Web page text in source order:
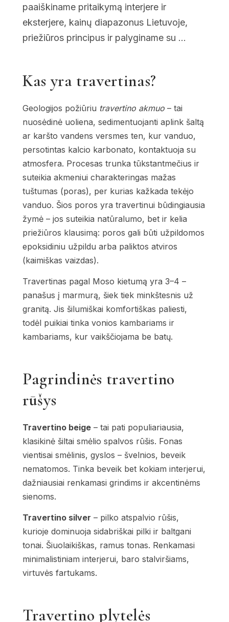
paaiškiname pritaikymą interjere ir
eksterjere, kainų diapazonus Lietuvoje,
priežiūros principus ir palyginame su ...
Kas yra travertinas?
Geologijos požiūriu travertino akmuo – tai
nuosėdinė uoliena, sedimentuojanti aplink šaltą
ar karšto vandens versmes ten, kur vanduo,
persotintas kalcio karbonato, kontaktuoja su
atmosfera. Procesas trunka tūkstantmečius ir
suteikia akmeniui charakteringas mažas
tuštumas (poras), per kurias kažkada tekėjo
vanduo. Šios poros yra travertinui būdingiausia
žymė – jos suteikia natūralumo, bet ir kelia
priežiūros klausimą: poros gali būti užpildomos
epoksidiniu užpildu arba paliktos atviros
(kaimiškas vaizdas).
Travertinas pagal Moso kietumą yra 3–4 –
panašus į marmurą, šiek tiek minkštesnis už
granitą. Jis šilumiškai komfortiškas paliesti,
todėl puikiai tinka vonios kambariams ir
kambariams, kur vaikščiojama be batų.
Pagrindinės travertino
rūšys
Travertino beige – tai pati populiariausia,
klasikinė šiltai smėlio spalvos rūšis. Fonas
vientisai smėlinis, gyslos – švelnios, beveik
nematomos. Tinka beveik bet kokiam interjerui,
dažniausiai renkamasi grindims ir akcentinėms
sienoms.
Travertino silver – pilko atspalvio rūšis,
kurioje dominuoja sidabriškai pilki ir baltgani
tonai. Šiuolaikiškas, ramus tonas. Renkamasi
minimalistiniam interjerui, baro stalviršiams,
virtuvės fartukams.
Travertino plytelės